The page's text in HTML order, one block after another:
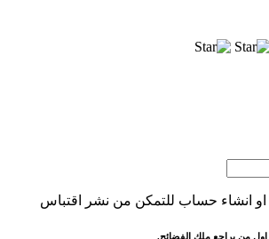
انشاء حساب للتمكن من نشر اقتباس
من يراجع ملك الفضائح.